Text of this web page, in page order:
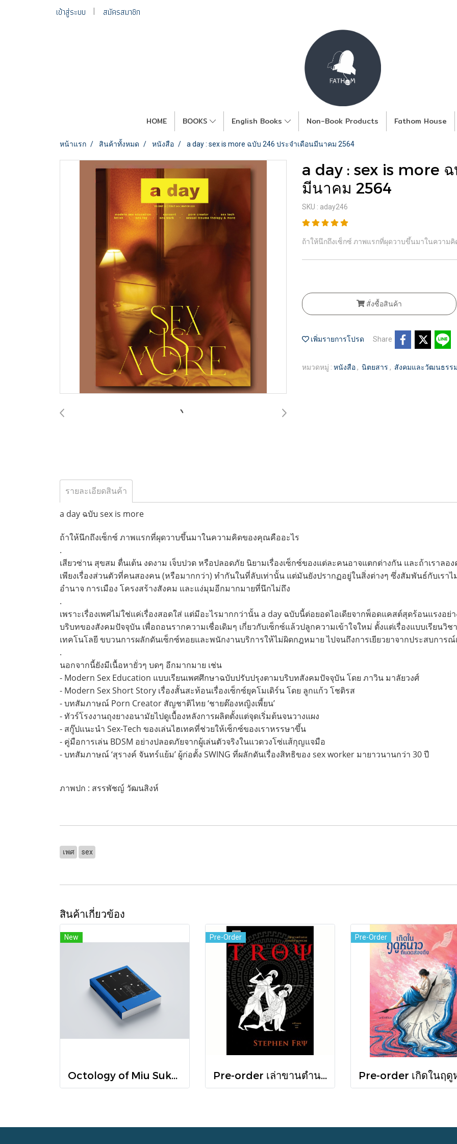
เข้าสู่ระบบ สมัครสมาชิก
HOME BOOKS English Books Non-Book Products Fathom House
หน้าแรก สินค้าทั้งหมด หนังสือ a day : sex is more ฉบับ 246 ประจำเดือนมีนาคม 2564
a day : sex is more
มีนาคม 2564
SKU : aday246
ถ้าให้นึกถึงเซ็กซ์ ภาพแรกที่ผุดวาบขึ้นมาในความ
สั่งซื้อสินค้า
เพิ่มรายการโปรด Share
หมวดหมู่ : หนังสือ , นิตยสาร , สังคมและวัฒนธรรม
รายละเอียดสินค้า
a day ฉบับ sex is more
ถ้าให้นึกถึงเซ็กซ์ ภาพแรกที่ผุดวาบขึ้นมาในความคิดของคุณคืออะไร
.
เสียวซ่าน สุขสม ตื่นเต้น งดงาม เจ็บปวด หรือปลอดภัย นิยามเรื่องเซ็กซ์ของแต่ละคนอาจแตกต่างกัน และถ้าเราลอ
เพียงเรื่องส่วนตัวที่คนสองคน (หรือมากกว่า) ทำกันในที่ลับเท่านั้น แต่มันยังปรากฏอยู่ในสิ่งต่างๆ ซึ่งสัมพันธ์กับเรา
อำนาจ การเมือง โครงสร้างสังคม และแง่มุมอีกมากมายที่นึกไม่ถึง
.
เพราะเรื่องเพศไม่ใช่แค่เรื่องสอดใส่ แต่มีอะไรมากกว่านั้น a day ฉบับนี้ต่อยอดไอเดียจากพ็อดแคสต์สุดร้อนแรงอย่า
บริบทของสังคมปัจจุบัน เพื่อถอนรากความเชื่อเดิมๆ เกี่ยวกับเซ็กซ์แล้วปลูกความเข้าใจใหม่ ตั้งแต่เรื่องแบบเรียนวิ
เทคโนโลยี ขบวนการผลักดันเซ็กซ์ทอยและพนักงานบริการให้ไม่ผิดกฎหมาย ไปจนถึงการเยียวยาจากประสบการณ์
.
นอกจากนี้ยังมีเนื้อหายั่วๆ บดๆ อีกมากมาย เช่น
- Modern Sex Education แบบเรียนเพศศึกษาฉบับปรับปรุงตามบริบทสังคมปัจจุบัน โดย ภาวิน มาลัยวงศ์
- Modern Sex Short Story เรื่องสั้นสะท้อนเรื่องเซ็กซ์ยุคโมเดิร์น โดย ลูกแก้ว โชติรส
- บทสัมภาษณ์ Porn Creator สัญชาติไทย ‘ชายต๊องหญิงเพี้ยน’
- ทัวร์โรงงานถุงยางอนามัยไปดูเบื้องหลังการผลิตตั้งแต่จุดเริ่มต้นจนวางแผง
- สกู๊ปแนะนำ Sex-Tech ของเล่นไฮเทคที่ช่วยให้เซ็กซ์ของเราหรรษาขึ้น
- คู่มือการเล่น BDSM อย่างปลอดภัยจากผู้เล่นตัวจริงในแวดวงโซ่แส้กุญแจมือ
- บทสัมภาษณ์ ‘สุรางค์ จันทร์แย้ม’ ผู้ก่อตั้ง SWING ที่ผลักดันเรื่องสิทธิของ sex worker มายาวนานกว่า 30 ปี
ภาพปก : สรรพัชญ์ วัฒนสิงห์
เพศ sex
สินค้าเกี่ยวข้อง
New
Octology of Miu Suksawat / ภู่มณี ศิริพรไพบูลย์ / สำนักพิมพ์ตำหนัก
Pre-Order
Pre-order เล่าขานตำนานสงครามกรุงทรอย Troy / Stephen Fry / อรสิริ พลเดช / สารคดี
Pre-Order